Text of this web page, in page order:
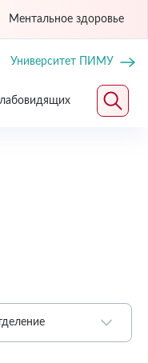
Ментальное здоровье
Университет ПИМУ